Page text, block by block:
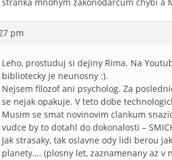
pm
Leho, prostuduj si dejiny Rima. Na
bibliotecky je neunosny :).
Nejsem filozof ani psycholog. Za
se nejak opakuje. V teto dobe
Musim se smat novinovim clankum
vudce by to dotahl do dokonalosti –
Jak strasaky, tak oslavne ody lidi berou
planety…. (plosny let, zaznamenany az v